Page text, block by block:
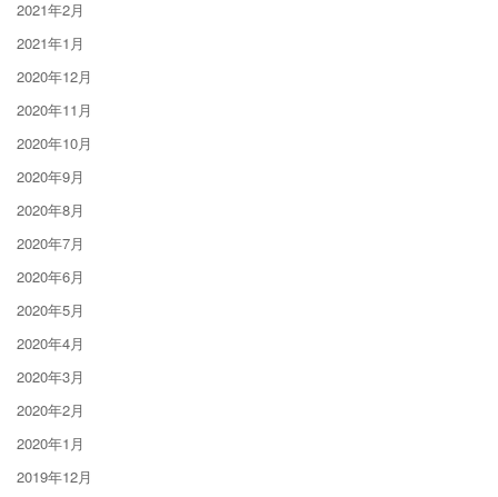
2021年2月
2021年1月
2020年12月
2020年11月
2020年10月
2020年9月
2020年8月
2020年7月
2020年6月
2020年5月
2020年4月
2020年3月
2020年2月
2020年1月
2019年12月